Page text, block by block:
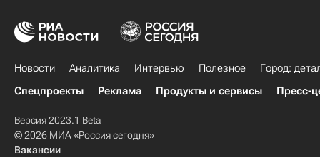
Новости Аналитика Интервью Полезное
Город:
Спецпроекты
Реклама Продукты и сервисы Пресс-
Версия 2023.1 Beta
© 2026 МИА «Россия сегодня»
Вакансии